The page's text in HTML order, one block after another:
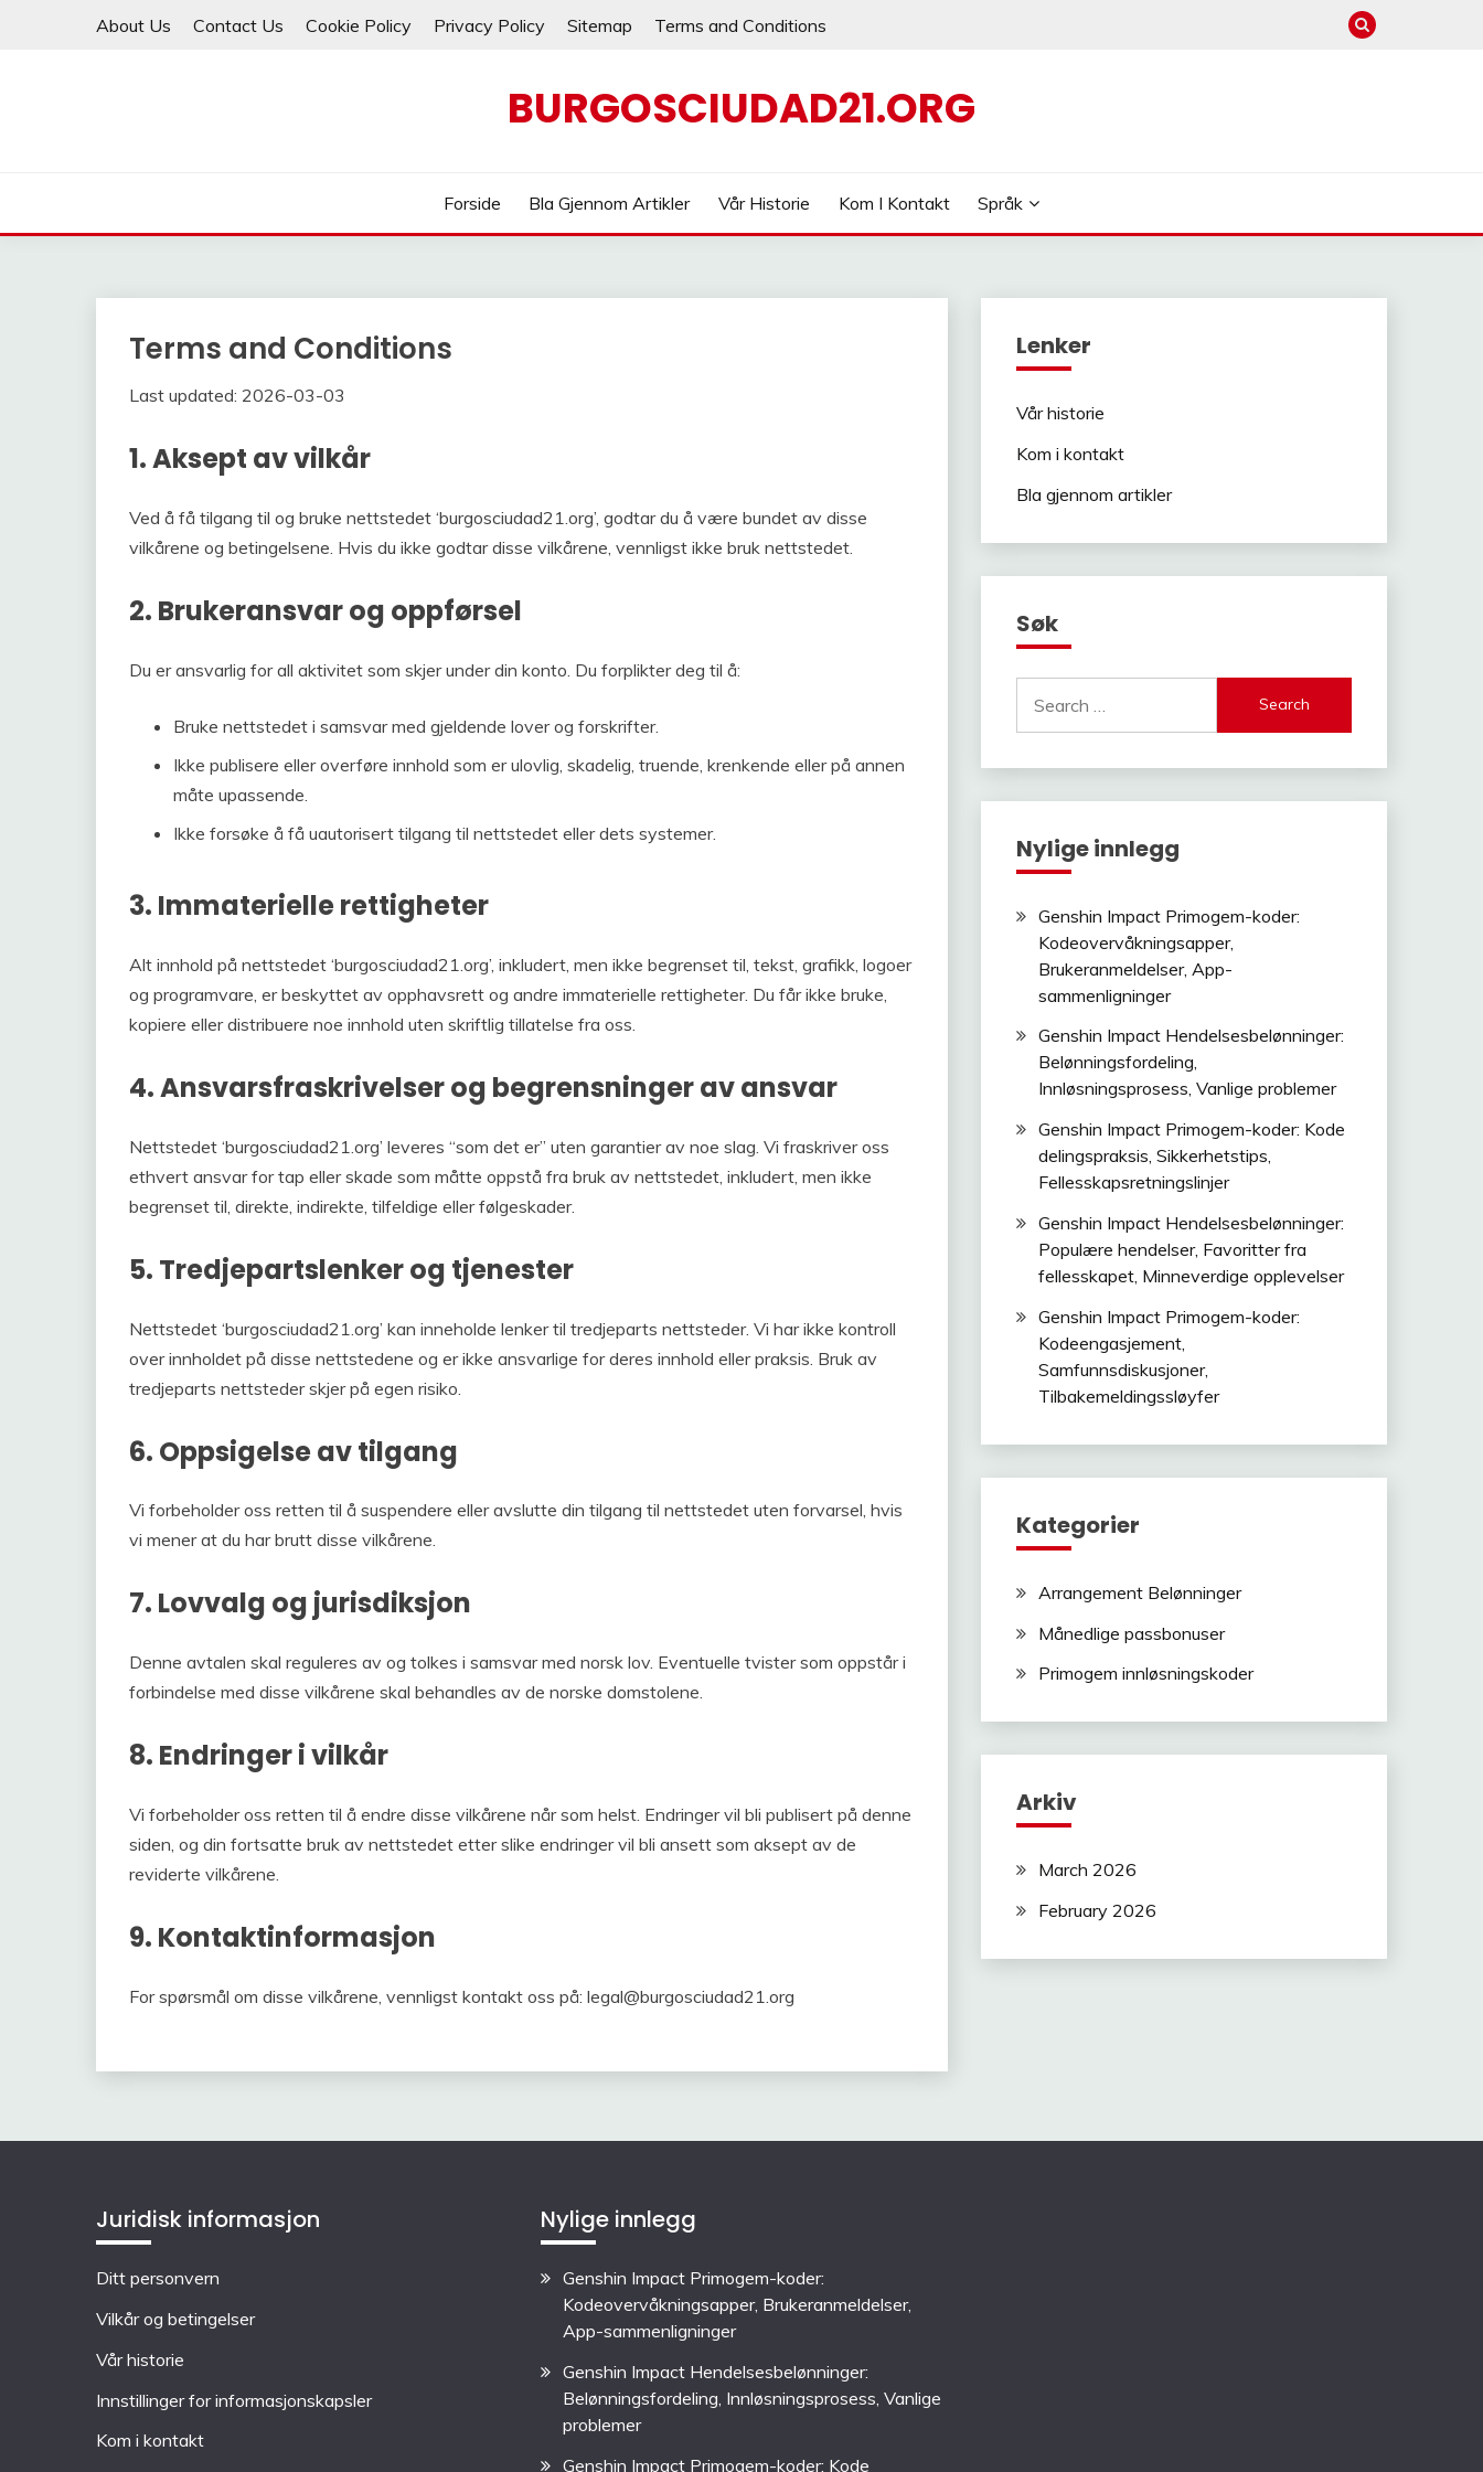
About Us Contact Us Cookie Policy Privacy Policy Sitemap Terms and Conditions
BURGOSCIUDAD21.ORG
Forside Bla Gjennom Artikler Vår Historie Kom I Kontakt Språk
Terms and Conditions
Last updated: 2026-03-03
1. Aksept av vilkår
Ved å få tilgang til og bruke nettstedet ‘burgosciudad21.org’, godtar du å være bundet av disse
vilkårene og betingelsene. Hvis du ikke godtar disse vilkårene, vennligst ikke bruk nettstedet.
2. Brukeransvar og oppførsel
Du er ansvarlig for all aktivitet som skjer under din konto. Du forplikter deg til å:
Bruke nettstedet i samsvar med gjeldende lover og forskrifter.
Ikke publisere eller overføre innhold som er ulovlig, skadelig, truende, krenkende eller på annen
måte upassende.
Ikke forsøke å få uautorisert tilgang til nettstedet eller dets systemer.
3. Immaterielle rettigheter
Alt innhold på nettstedet ‘burgosciudad21.org’, inkludert, men ikke begrenset til, tekst, grafikk, logoer
og programvare, er beskyttet av opphavsrett og andre immaterielle rettigheter. Du får ikke bruke,
kopiere eller distribuere noe innhold uten skriftlig tillatelse fra oss.
4. Ansvarsfraskrivelser og begrensninger av ansvar
Nettstedet ‘burgosciudad21.org’ leveres “som det er” uten garantier av noe slag. Vi fraskriver oss
ethvert ansvar for tap eller skade som måtte oppstå fra bruk av nettstedet, inkludert, men ikke
begrenset til, direkte, indirekte, tilfeldige eller følgeskader.
5. Tredjepartslenker og tjenester
Nettstedet ‘burgosciudad21.org’ kan inneholde lenker til tredjeparts nettsteder. Vi har ikke kontroll
over innholdet på disse nettstedene og er ikke ansvarlige for deres innhold eller praksis. Bruk av
tredjeparts nettsteder skjer på egen risiko.
6. Oppsigelse av tilgang
Vi forbeholder oss retten til å suspendere eller avslutte din tilgang til nettstedet uten forvarsel, hvis
vi mener at du har brutt disse vilkårene.
7. Lovvalg og jurisdiksjon
Denne avtalen skal reguleres av og tolkes i samsvar med norsk lov. Eventuelle tvister som oppstår i
forbindelse med disse vilkårene skal behandles av de norske domstolene.
8. Endringer i vilkår
Vi forbeholder oss retten til å endre disse vilkårene når som helst. Endringer vil bli publisert på denne
siden, og din fortsatte bruk av nettstedet etter slike endringer vil bli ansett som aksept av de
reviderte vilkårene.
9. Kontaktinformasjon
For spørsmål om disse vilkårene, vennligst kontakt oss på: legal@burgosciudad21.org
Lenker
Vår historie
Kom i kontakt
Bla gjennom artikler
Søk
for:
Nylige innlegg
Genshin Impact Primogem-koder:
Kodeovervåkningsapper,
Brukeranmeldelser, App-
sammenligninger
Genshin Impact Hendelsesbelønninger:
Belønningsfordeling,
Innløsningsprosess, Vanlige problemer
Genshin Impact Primogem-koder: Kode
delingspraksis, Sikkerhetstips,
Fellesskapsretningslinjer
Genshin Impact Hendelsesbelønninger:
Populære hendelser, Favoritter fra
fellesskapet, Minneverdige opplevelser
Genshin Impact Primogem-koder:
Kodeengasjement,
Samfunnsdiskusjoner,
Tilbakemeldingssløyfer
Kategorier
Arrangement Belønninger
Månedlige passbonuser
Primogem innløsningskoder
Arkiv
March 2026
February 2026
Juridisk informasjon
Ditt personvern
Vilkår og betingelser
Vår historie
Innstillinger for informasjonskapsler
Kom i kontakt
Nylige innlegg
Genshin Impact Primogem-koder:
Kodeovervåkningsapper, Brukeranmeldelser,
App-sammenligninger
Genshin Impact Hendelsesbelønninger:
Belønningsfordeling, Innløsningsprosess, Vanlige
problemer
Genshin Impact Primogem-koder: Kode